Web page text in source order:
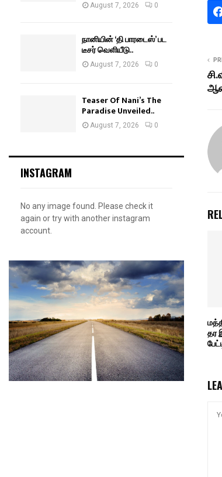
தர
August 7, 2026 0
நானியின் ‘தி பாரடைஸ்’ பட
டீசர் வெளியீடு..
August 7, 2026 0
Teaser Of Nani’s The
Paradise Unveiled..
August 7, 2026 0
INSTAGRAM
No any image found. Please check it
again or try with another instagram
account.